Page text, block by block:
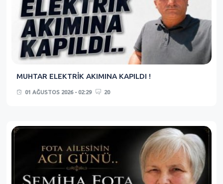
MUHTAR ELEKTRİK AKIMINA KAPILDI !
01 AĞUSTOS 2026 - 02:29 20